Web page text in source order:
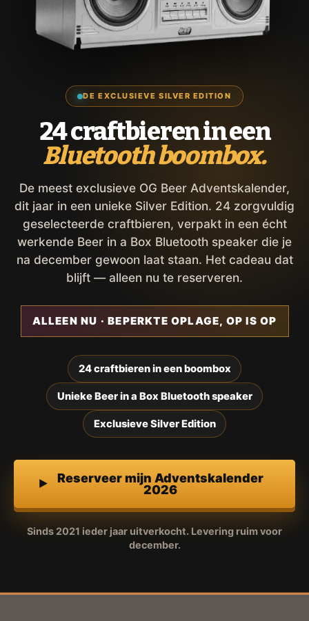
DE EXCLUSIEVE SILVER EDITION
24 craftbieren in een
Bluetooth boombox.
De meest exclusieve OG Beer Adventskalender,
dit jaar in een unieke Silver Edition. 24 zorgvuldig
geselecteerde craftbieren, verpakt in een écht
werkende Beer in a Box Bluetooth speaker die je
na december gewoon laat staan. Het cadeau dat
blijft — alleen nu te reserveren.
ALLEEN NU · BEPERKTE OPLAGE, OP IS OP
24 craftbieren in een boombox
Unieke Beer in a Box Bluetooth speaker
Exclusieve Silver Edition
Reserveer mijn Adventskalender
2026
Sinds 2021 ieder jaar uitverkocht. Levering ruim voor
december.